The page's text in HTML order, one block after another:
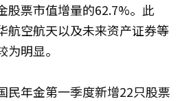
股票市值增量的62.7%。此
航空航天以及未来资产证券等
明显。
民年金第一季度新增22只股票